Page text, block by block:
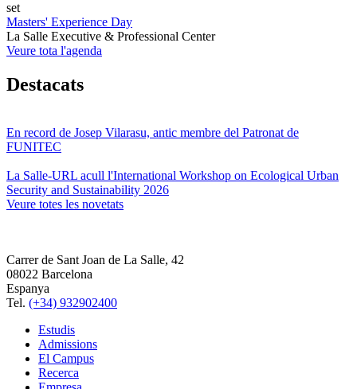
set
Masters' Experience Day
La Salle Executive & Professional Center
Veure tota l'agenda
Destacats
En record de Josep Vilarasu, antic membre del Patronat de
FUNITEC
La Salle-URL acull l'International Workshop on Ecological Urban
Security and Sustainability 2026
Veure totes les novetats
Carrer de Sant Joan de La Salle, 42
08022 Barcelona
Espanya
Tel. (+34) 932902400
Estudis
Admissions
El Campus
Recerca